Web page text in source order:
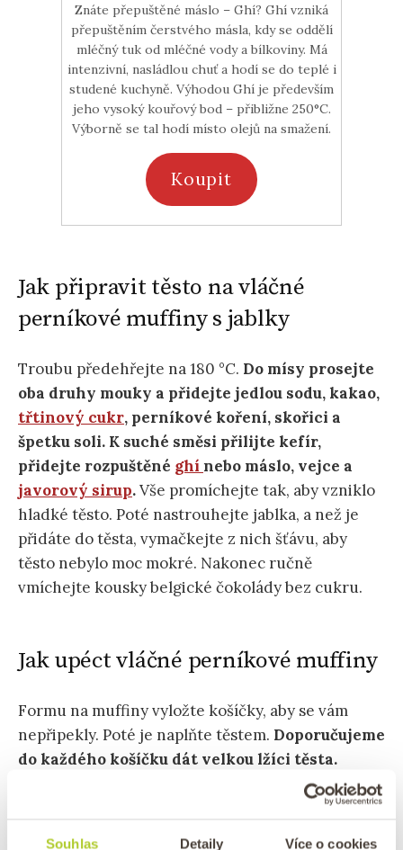
Souhlas Detaily Více o cookies
Znáte přepuštěné máslo – Ghí? Ghí vzniká
přepuštěním čerstvého másla, kdy se oddělí
mléčný tuk od mléčné vody a bílkoviny. Má
intenzivní, nasládlou chuť a hodí se do teplé i
studené kuchyně. Výhodou Ghí je především
jeho vysoký kouřový bod – přibližne 250°C.
Výborně se tal hodí místo olejů na smažení.
Koupit
Jak připravit těsto na vláčné
perníkové muffiny s jablky
Troubu předehřejte na 180 °C. Do mísy prosejte
oba druhy mouky a přidejte jedlou sodu, kakao,
třtinový cukr, perníkové koření, skořici a
špetku soli. K suché směsi přilijte kefír,
přidejte rozpuštěné ghí nebo máslo, vejce a
javorový sirup.Vše promíchejte tak, aby vzniklo
hladké těsto. Poté nastrouhejte jablka, a než je
přidáte do těsta, vymačkejte z nich šťávu, aby
těsto nebylo moc mokré. Nakonec ručně
vmíchejte kousky belgické čokolády bez cukru.
Jak upéct vláčné perníkové muffiny
Formu na muffiny vyložte košíčky, aby se vám
nepřipekly. Poté je naplňte těstem. Doporučujeme
do každého košíčku dát velkou lžíci těsta.
Pokud chcete mít vláčné perníkové muffiny s
jablky větší, aby nakynuly přes košíček, dejte do